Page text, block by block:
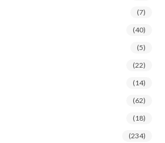
(7)
(40)
(5)
(22)
(14)
(62)
(18)
(234)